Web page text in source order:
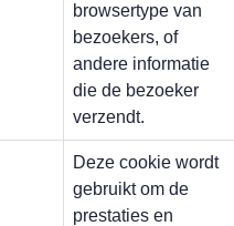
browsertype van
bezoekers, of
andere informatie
die de bezoeker
verzendt.
Deze cookie wordt
gebruikt om de
prestaties en